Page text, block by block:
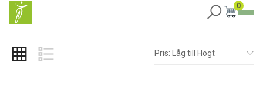
0
Pris: Låg till Högt